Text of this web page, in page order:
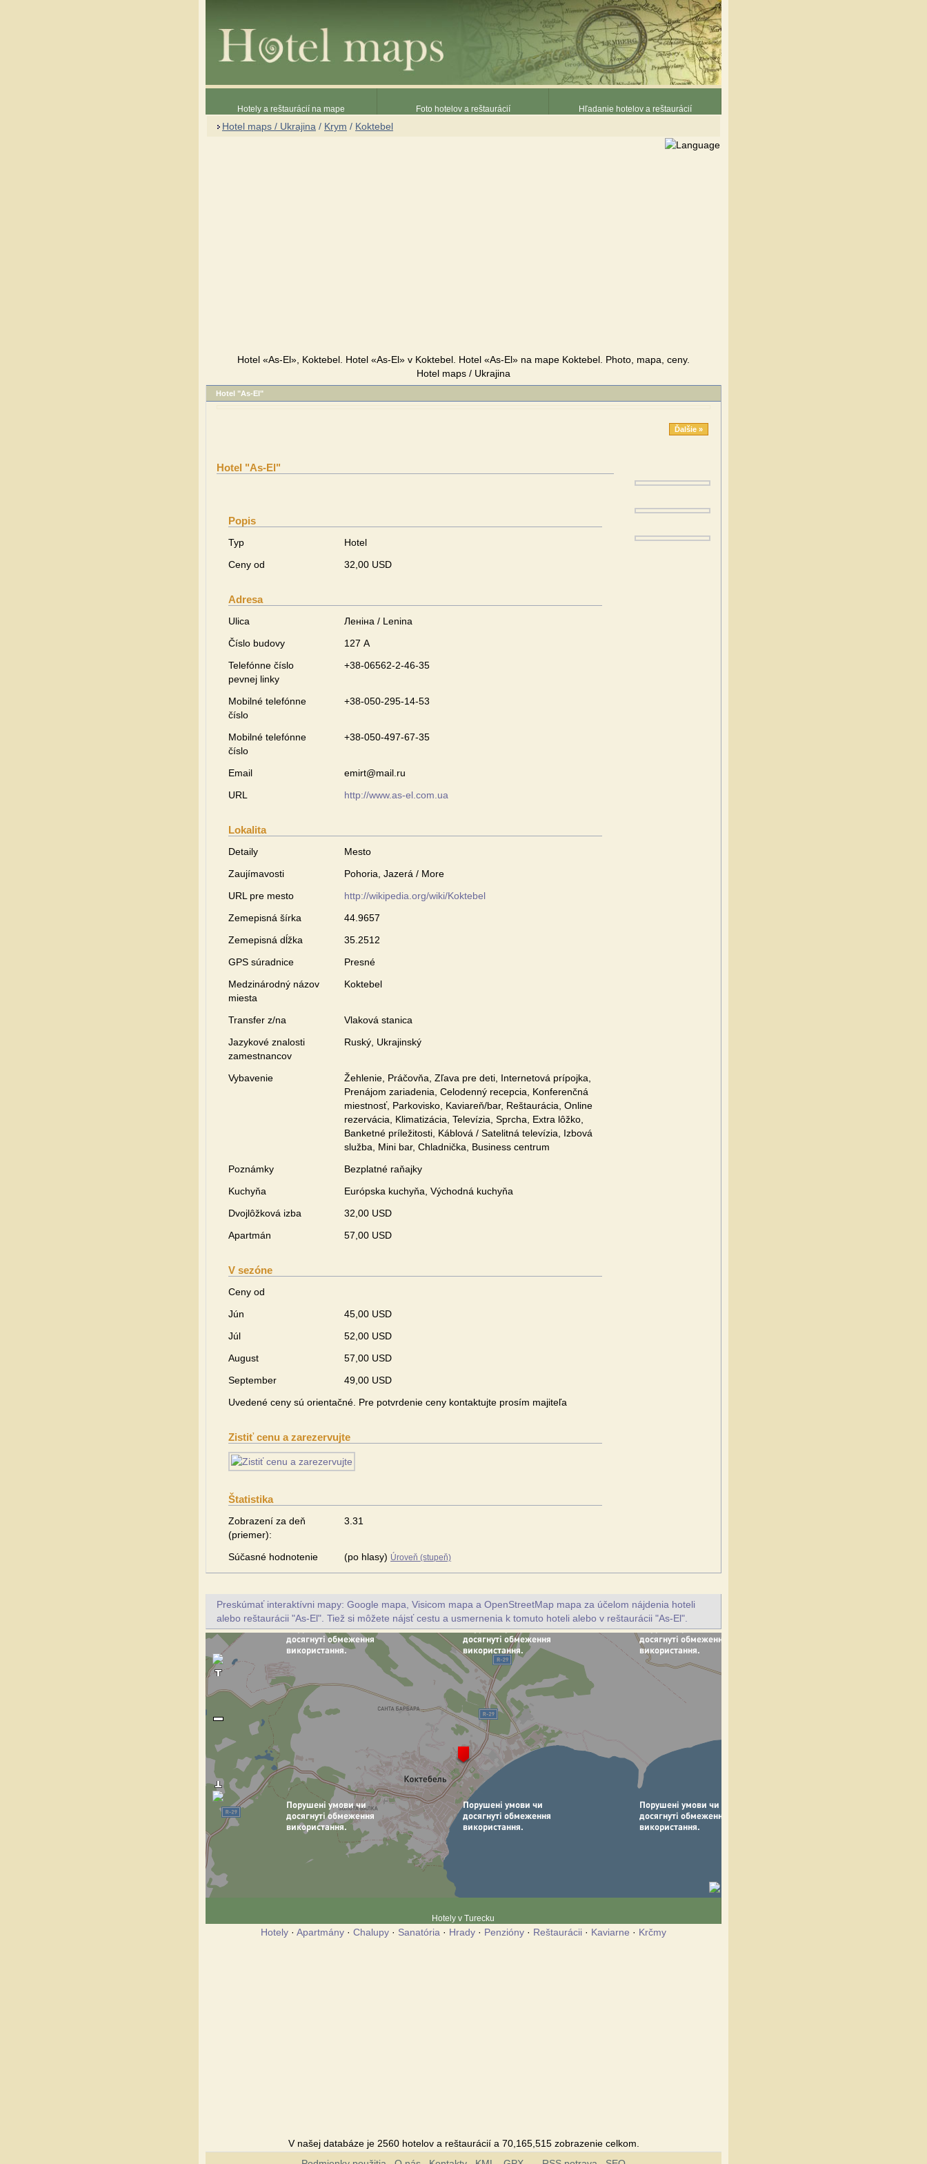
Hotely a reštaurácií na mape Foto hotelov a reštaurácií Hľadanie hotelov a reštaurácií
Hotel maps / Ukrajina / Krym / Koktebel
Hotel «As-El», Koktebel. Hotel «As-El» v Koktebel. Hotel «As-El» na mape Koktebel. Photo, mapa, ceny.
Hotel maps / Ukrajina
Hotel "As-El"
Ďalšie »
Hotel "As-El"
Popis
Typ
Hotel
Ceny od
32,00 USD
Adresa
Ulica
Леніна / Lenina
Číslo budovy
127 А
Telefónne číslo
pevnej linky
+38-06562-2-46-35
Mobilné telefónne
číslo
+38-050-295-14-53
Mobilné telefónne
číslo
+38-050-497-67-35
Email
emirt@mail.ru
URL
http://www.as-el.com.ua
Lokalita
Detaily
Mesto
Zaujímavosti
Pohoria, Jazerá / More
URL pre mesto
http://wikipedia.org/wiki/Koktebel
Zemepisná šírka
44.9657
Zemepisná dĺžka
35.2512
GPS súradnice
Presné
Medzinárodný názov
miesta
Koktebel
Transfer z/na
Vlaková stanica
Jazykové znalosti
zamestnancov
Ruský, Ukrajinský
Vybavenie
Žehlenie, Práčovňa, Zľava pre deti, Internetová prípojka,
Prenájom zariadenia, Celodenný recepcia, Konferenčná
miestnosť, Parkovisko, Kaviareň/bar, Reštaurácia, Online
rezervácia, Klimatizácia, Televízia, Sprcha, Extra lôžko,
Banketné príležitosti, Káblová / Satelitná televízia, Izbová
služba, Mini bar, Chladnička, Business centrum
Poznámky
Bezplatné raňajky
Kuchyňa
Európska kuchyňa, Východná kuchyňa
Dvojlôžková izba
32,00 USD
Apartmán
57,00 USD
V sezóne
Ceny od
Jún
45,00 USD
Júl
52,00 USD
August
57,00 USD
September
49,00 USD
Uvedené ceny sú orientačné. Pre potvrdenie ceny kontaktujte prosím majiteľa
Zistiť cenu a zarezervujte
Štatistika
Zobrazení za deň
(priemer):
3.31
Súčasné hodnotenie (po hlasy) Úroveň (stupeň)
Preskúmať interaktívni mapy: Google mapa, Visicom mapa a OpenStreetMap mapa za účelom nájdenia hoteli
alebo reštaurácii "As-El". Tiež si môžete nájsť cestu a usmernenia k tomuto hoteli alebo v reštaurácii "As-El".
Hotely v Turecku
Hotely · Apartmány · Chalupy · Sanatória · Hrady · Penzióny · Reštaurácii · Kaviarne · Krčmy
V našej databáze je 2560 hotelov a reštaurácií a 70,165,515 zobrazenie celkom.